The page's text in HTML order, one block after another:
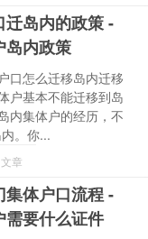
迁岛内的政策 -
岛内政策
口怎么迁移岛内迁移
户基本不能迁移到岛
内集体户的经历，不
。你...
章
集体户口流程 -
需要什么证件